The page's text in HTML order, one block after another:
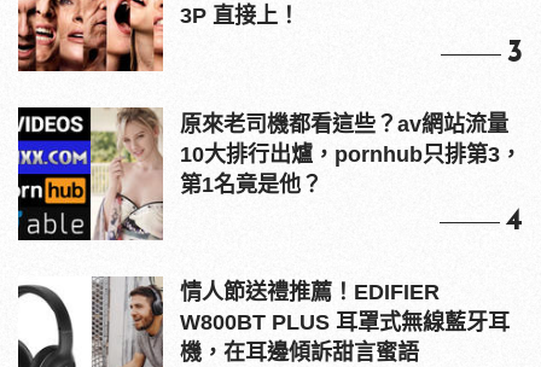
3P 直接上！
3
原來老司機都看這些？av網站流量
10大排行出爐，pornhub只排第3，
第1名竟是他？
4
情人節送禮推薦！EDIFIER
W800BT PLUS 耳罩式無線藍牙耳
機，在耳邊傾訴甜言蜜語